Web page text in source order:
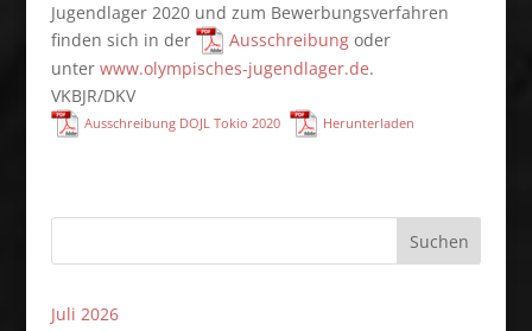
Jugendlager 2020 und zum Bewerbungsverfahren
finden sich in der
Ausschreibungoder
unter www.olympisches-jugendlager.de.
VKBJR/DKV
Ausschreibung DOJL Tokio 2020 Herunterladen
Suchen
Juli 2026